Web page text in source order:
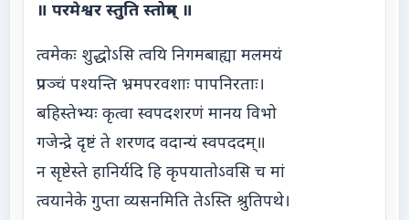
॥ परमेश्वर स्तुति स्तोत्रम् ॥
त्वमेकः शुद्धोऽसि त्वयि निगमबाह्या मलमयं
प्रपञ्चं पश्यन्ति भ्रमपरवशाः पापनिरताः।
बहिस्तेभ्यः कृत्वा स्वपदशरणं मानय विभो
गजेन्द्रे दृष्टं ते शरणद वदान्यं स्वपददम्॥
न सृष्टेस्ते हानिर्यदि हि कृपयातोऽवसि च मां
त्वयानेके गुप्ता व्यसनमिति तेऽस्ति श्रुतिपथे।